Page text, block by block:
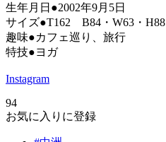
生年月日●2002年9月5日
サイズ●T162 B84・W63・H88
趣味●カフェ巡り、旅行
特技●ヨガ
Instagram
94
お気に入りに登録